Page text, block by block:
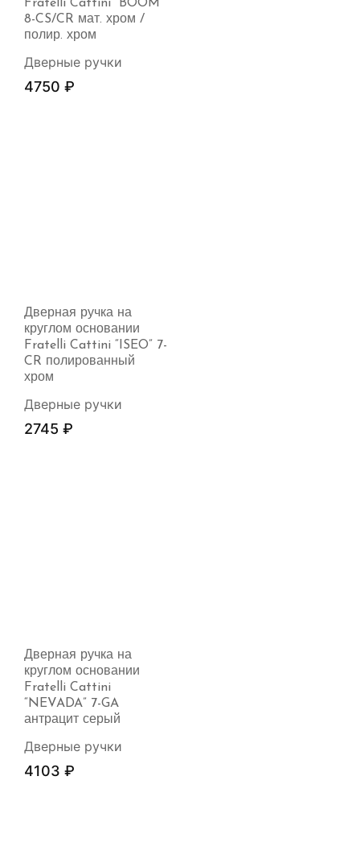
Fratelli Cattini “BOOM”
8-CS/CR мат. хром /
полир. хром
Дверные ручки
4750 ₽
Дверная ручка на
круглом основании
Fratelli Cattini “ISEO” 7-
CR полированный
хром
Дверные ручки
2745 ₽
Дверная ручка на
круглом основании
Fratelli Cattini
“NEVADA” 7-GA
антрацит серый
Дверные ручки
4103 ₽